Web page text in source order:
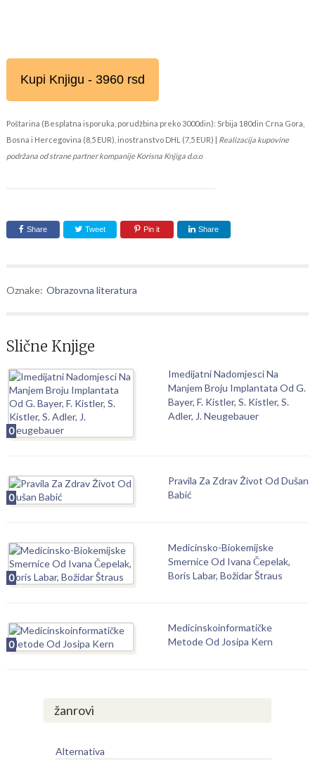
Kupi Knjigu - 3960 rsd
Poštarina (Besplatna isporuka, porudžbina preko 3000din): Srbija 180din Crna Gora,
Bosna i Hercegovina (8,5 EUR), inostranstvo DHL (7,5 EUR) | Realizacija kupovine
podržana od strane partner kompanije Korisna Knjiga d.o.o
Share Tweet Pin it Share
Oznake: Obrazovna literatura
Slične Knjige
0
Imedijatni Nadomjesci Na
Manjem Broju Implantata Od G.
Bayer, F. Kistler, S. Kistler, S.
Adler, J. Neugebauer
0
Pravila Za Zdrav Život Od Dušan
Babić
0
Medicinsko-Biokemijske
Smernice Od Ivana Čepelak,
Boris Labar, Božidar Štraus
0
Medicinskoinformatičke
Metode Od Josipa Kern
žanrovi
Alternativa